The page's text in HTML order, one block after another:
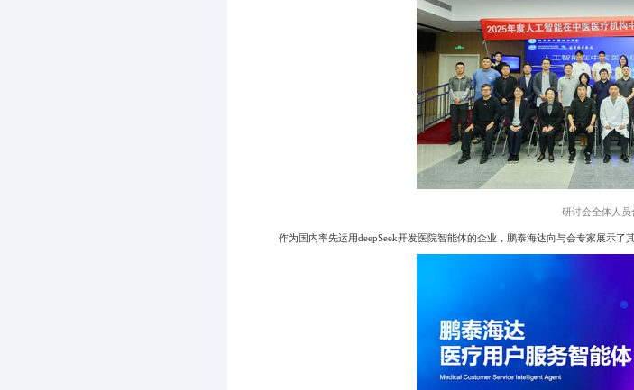
研讨会全体人员
作为国内率先运用deepSeek开发医院智能体的企业，鹏泰海达向与会专家展示了